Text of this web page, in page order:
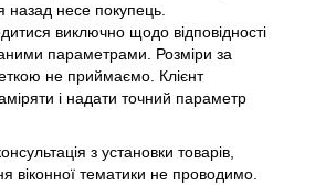
назад несе покупець.
виключно щодо відповідності
параметрами. Розміри за
не приймаємо. Клієнт
і надати точний параметр
з установки товарів,
віконної тематики не проводимо.